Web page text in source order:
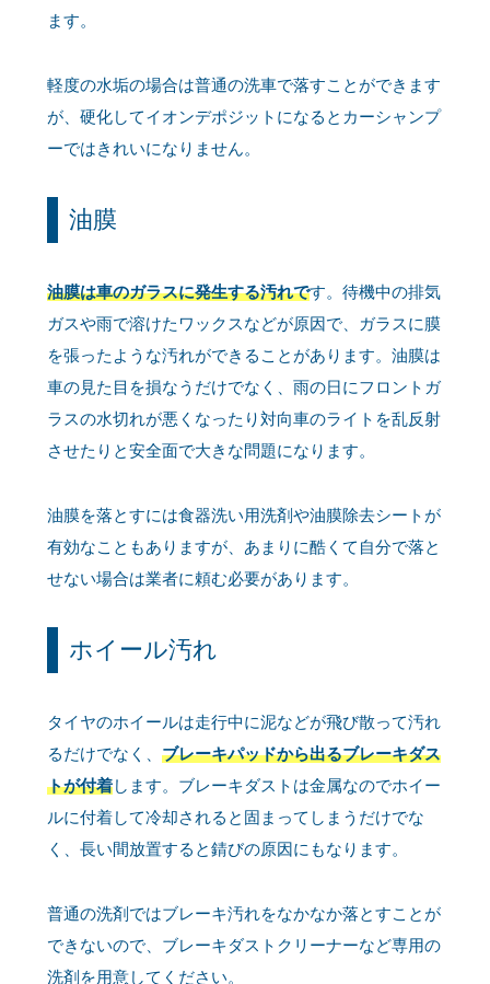
ます。
軽度の水垢の場合は普通の洗車で落すことができます
が、硬化してイオンデポジットになるとカーシャンプ
ーではきれいになりません。
油膜
油膜は車のガラスに発生する汚れです。待機中の排気
ガスや雨で溶けたワックスなどが原因で、ガラスに膜
を張ったような汚れができることがあります。油膜は
車の見た目を損なうだけでなく、雨の日にフロントガ
ラスの水切れが悪くなったり対向車のライトを乱反射
させたりと安全面で大きな問題になります。
油膜を落とすには食器洗い用洗剤や油膜除去シートが
有効なこともありますが、あまりに酷くて自分で落と
せない場合は業者に頼む必要があります。
ホイール汚れ
タイヤのホイールは走行中に泥などが飛び散って汚れ
るだけでなく、 ブレーキパッドから出るブレーキダス
トが付着します。ブレーキダストは金属なのでホイー
ルに付着して冷却されると固まってしまうだけでな
く、長い間放置すると錆びの原因にもなります。
普通の洗剤ではブレーキ汚れをなかなか落とすことが
できないので、ブレーキダストクリーナーなど専用の
洗剤を用意してください。